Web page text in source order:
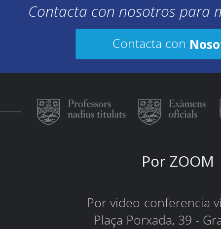
Contacta con nosotros para
Contacta con
Por ZOOM
Por video-conferencia
Plaça Porxada, 39 -